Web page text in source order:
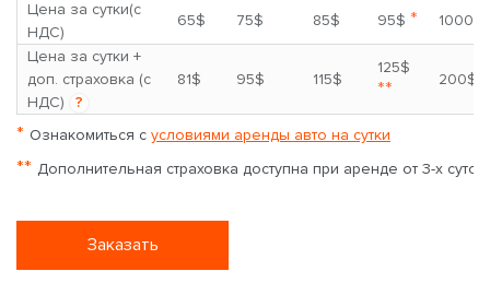
Цена за сутки(с
НДС)
65$ 75$ 85$ 95$ *
1000$
Цена за сутки +
доп. страховка (с
НДС)
?
81$ 95$ 115$
125$
** 200$
* Ознакомиться с условиями аренды авто на сутки
** Дополнительная страховка доступна при аренде от 3-х суток
Заказать